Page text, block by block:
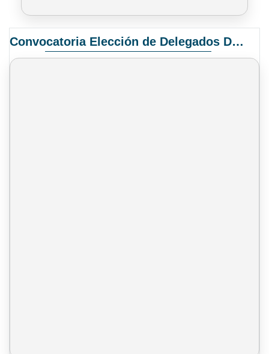
Convocatoria Elección de Delegados Docentes para el XIV Congreso Nacional de Universidades